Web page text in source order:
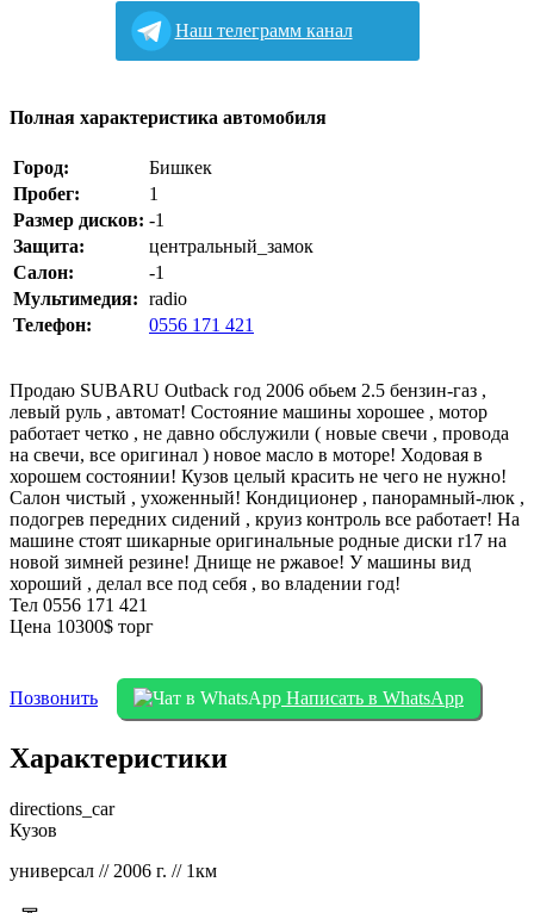
Наш телеграмм канал
Полная характеристика автомобиля
Город:
Бишкек
Пробег:
1
Размер дисков: -1
Защита:
центральный_замок
Салон:
-1
Мультимедия: radio
Телефон:
0556 171 421
Продаю SUBARU Outback год 2006 обьем 2.5 бензин-газ ,
левый руль , автомат! Состояние машины хорошее , мотор
работает четко , не давно обслужили ( новые свечи , провода
на свечи, все оригинал ) новое масло в моторе! Ходовая в
хорошем состоянии! Кузов целый красить не чего не нужно!
Салон чистый , ухоженный! Кондиционер , панорамный-люк ,
подогрев передних сидений , круиз контроль все работает! На
машине стоят шикарные оригинальные родные диски r17 на
новой зимней резине! Днище не ржавое! У машины вид
хороший , делал все под себя , во владении год!
Тел 0556 171 421
Цена 10300$ торг
Позвонить Написать в WhatsApp
Характеристики
directions_car
Кузов
универсал // 2006 г. // 1км